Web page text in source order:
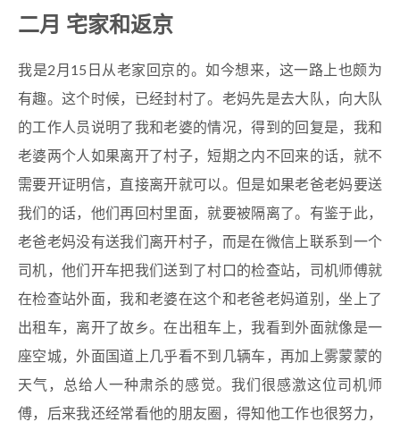
二月 宅家和返京
我是2月15日从老家回京的。如今想来，这一路上也颇为
有趣。这个时候，已经封村了。老妈先是去大队，向大队
的工作人员说明了我和老婆的情况，得到的回复是，我和
老婆两个人如果离开了村子，短期之内不回来的话，就不
需要开证明信，直接离开就可以。但是如果老爸老妈要送
我们的话，他们再回村里面，就要被隔离了。有鉴于此，
老爸老妈没有送我们离开村子，而是在微信上联系到一个
司机，他们开车把我们送到了村口的检查站，司机师傅就
在检查站外面，我和老婆在这个和老爸老妈道别，坐上了
出租车，离开了故乡。在出租车上，我看到外面就像是一
座空城，外面国道上几乎看不到几辆车，再加上雾蒙蒙的
天气，总给人一种肃杀的感觉。我们很感激这位司机师
傅，后来我还经常看他的朋友圈，得知他工作也很努力，